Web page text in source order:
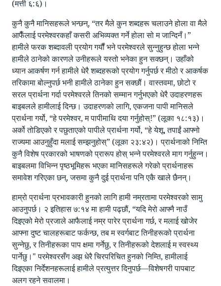
(मत्ती ६:६)।
कुनै कुनै मानिसहरूले भन्छन्, “तर मैले कुन शब्दहरू चलाउने होला वा मैले
आफैँलाई परमेश्वरकहाँ कसरी अभिव्यक्त गर्ने होला सो म जान्दिनँ।”
हामीले फरक शब्दावली प्रयोग गर्यौं भने परमेश्वरले सुन्नुहुन्छ होला भन्ने
हामीले ठानेको कारणले उनीहरूले यस्तो भनेका हुन सक्छन्‌। उहाँको
ध्यान आकर्षण गर्न हामीले धेरै शब्दहरूको प्रयोग गर्नुपर्छ र मीठो र आकर्षक
तरिकामा बोल्नुपर्छ भनी हामीले ठानेका हुन सक्छौं। वास्तवमा, छोटो र
सरल प्रार्थना गर्दा परमेश्वरले तिनको सम्मान गर्नुभएको धेरै उदाहरणहरू
बाइबलले हामीलाई दिन्छ। उदाहरणको लागि, एकजना पापी मानिसले
प्रार्थना गर्यो, “हे परमेश्वर, म पापीमाथि दया गर्नुहोस्‌!” (लूका १८:१३)।
अर्को तोडिएको र पछुताएको पापीले प्रार्थना गर्यो, “हे येशू, तपाईं आफ्नो
राज्यमा आउनुहुँदा मलाई सम्झनुहोस्‌” (लूका २३:४२)। प्रार्थनाको निम्ति
कुनै विशेष प्रकारको भाषणको प्रारूप होस्‌ भन्ने परमेश्वरले माग गर्नुहुन्न।
बाइबलमा विभिन्न पृष्ठभूमिहरू भएका मानिसहरूले गरेको प्रार्थनाहरू
समावेश गरिएका छन्‌, जसमा कुनै दुई प्रार्थना पनि एकै खाले छैनन्।
हाम्रो प्रार्थना प्रभावकारी हुनको लागि हामी नम्रतामा परमेश्वरको सामु
आउनुपर्छ। २ इतिहास ७:१४ मा हामी पढ्छौं, “यदि मेरो आफ्नै नाउँ
दिइएको मेरो प्रजाले आफैलाई नम्र पारेर प्रार्थना गर्छ, र मलाई खोजेर
आफ्ना दुष्ट चालहरूबाट फर्कन्छ, तब म स्वर्गबाट तिनीहरूको प्रार्थना
सुन्‍नेछु, र तिनीहरूका पाप क्षमा गर्नेछु, र तिनीहरूको देशलाई म स्‍वस्‍थ्‍य
पार्नेछु।" परमेश्वरसँग अझ धेरै चिरपरिचित हुनको निम्ति, हामीलाई
दिइएका निर्देशनहरूलाई हामीले प्रत्युत्तर दिनुपर्छ—विशेषगरी पापबाट
अलग रहने सवालमा।